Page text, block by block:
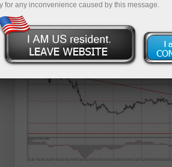
Разбор сделок вторника:
30M график пары
for any inconvenience caused by this message.